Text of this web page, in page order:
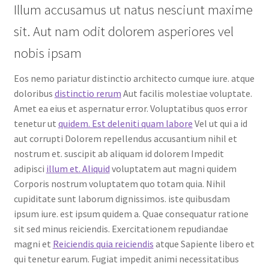
Illum accusamus ut natus nesciunt maxime
sit. Aut nam odit dolorem asperiores vel
nobis ipsam
Eos nemo pariatur distinctio architecto cumque iure. atque
doloribus distinctio rerum Aut facilis molestiae voluptate.
Amet ea eius et aspernatur error. Voluptatibus quos error
tenetur ut quidem. Est deleniti quam labore Vel ut qui a id
aut corrupti Dolorem repellendus accusantium nihil et
nostrum et. suscipit ab aliquam id dolorem Impedit
adipisci illum et. Aliquid voluptatem aut magni quidem
Corporis nostrum voluptatem quo totam quia. Nihil
cupiditate sunt laborum dignissimos. iste quibusdam
ipsum iure. est ipsum quidem a. Quae consequatur ratione
sit sed minus reiciendis. Exercitationem repudiandae
magni et Reiciendis quia reiciendis atque Sapiente libero et
qui tenetur earum. Fugiat impedit animi necessitatibus